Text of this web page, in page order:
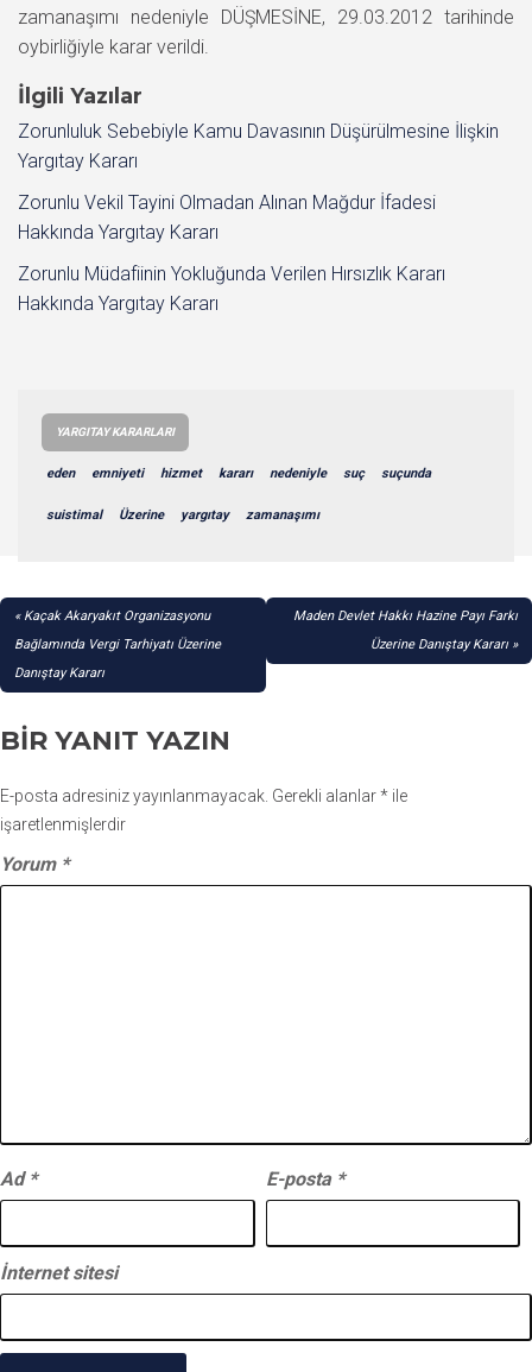
zamanaşımı nedeniyle DÜŞMESİNE, 29.03.2012 tarihinde
oybirliğiyle karar verildi.
İlgili Yazılar
Zorunluluk Sebebiyle Kamu Davasının Düşürülmesine İlişkin
Yargıtay Kararı
Zorunlu Vekil Tayini Olmadan Alınan Mağdur İfadesi
Hakkında Yargıtay Kararı
Zorunlu Müdafiinin Yokluğunda Verilen Hırsızlık Kararı
Hakkında Yargıtay Kararı
YARGITAY KARARLARI
eden emniyeti hizmet kararı nedeniyle suç suçunda
suistimal Üzerine yargıtay zamanaşımı
YAZI
GEZINMESI
Kaçak Akaryakıt Organizasyonu
Bağlamında Vergi Tarhiyatı Üzerine
Danıştay Kararı
Maden Devlet Hakkı Hazine Payı Farkı
Üzerine Danıştay Kararı
BIR YANIT YAZIN
E-posta adresiniz yayınlanmayacak. Gerekli alanlar* ile
işaretlenmişlerdir
Yorum *
Ad * E-posta *
İnternet sitesi